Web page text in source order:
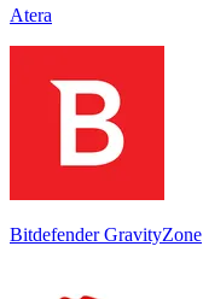
Atera
Bitdefender GravityZone